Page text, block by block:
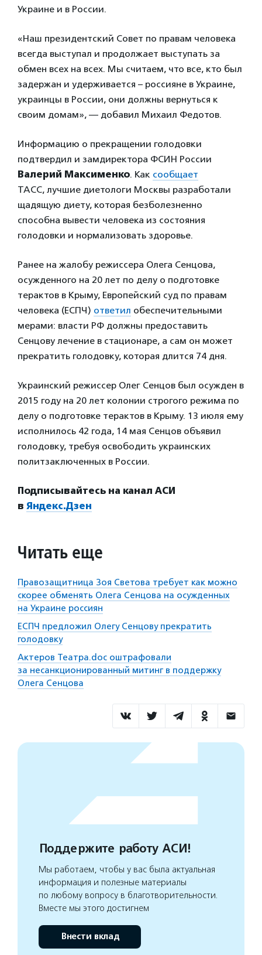
Украине и в России.
«Наш президентский Совет по правам человека
всегда выступал и продолжает выступать за
обмен всех на всех. Мы считаем, что все, кто был
задержан и удерживается – россияне в Украине,
украинцы в России, они должны вернуться к
своим домам», — добавил Михаил Федотов.
Информацию о прекращении голодовки
подтвердил и замдиректора ФСИН России
Валерий Максименко. Как сообщает
ТАСС, лучшие диетологи Москвы разработали
щадящую диету, которая безболезненно
способна вывести человека из состояния
голодовки и нормализовать здоровье.
Ранее на жалобу режиссера Олега Сенцова,
осужденного на 20 лет по делу о подготовке
терактов в Крыму, Европейский суд по правам
человека (ЕСПЧ) ответил обеспечительными
мерами: власти РФ должны предоставить
Сенцову лечение в стационаре, а сам он может
прекратить голодовку, которая длится 74 дня.
Украинский режиссер Олег Сенцов был осужден в
2015 году на 20 лет колонии строгого режима по
делу о подготовке терактов в Крыму. 13 июля ему
исполнилось 42 года, 14 мая Сенцов объявил
голодовку, требуя освободить украинских
политзаключенных в России.
Подписывайтесь на канал АСИ
в Яндекс.Дзен
Читать еще
Правозащитница Зоя Светова требует как можно
скорее обменять Олега Сенцова на осужденных
на Украине россиян
ЕСПЧ предложил Олегу Сенцову прекратить
голодовку
Актеров Театра.doc оштрафовали
за несанкционированный митинг в поддержку
Олега Сенцова
Поддержите работу АСИ!
Мы работаем, чтобы у вас была актуальная
информация и полезные материалы
по любому вопросу в благотворительности.
Вместе мы этого достигнем
Внести вклад